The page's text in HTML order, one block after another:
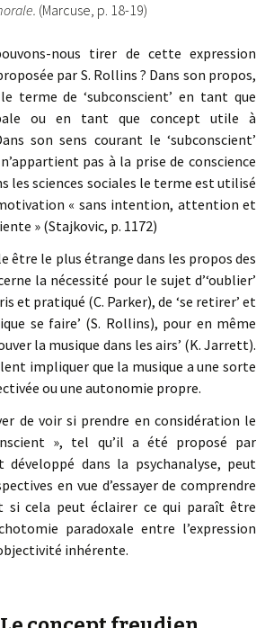
(Marcuse, p. 18-19)
nous tirer de cette expression
par S. Rollins ? Dans son propos,
terme de ‘subconscient’ en tant que
ou en tant que concept utile à
son sens courant le ‘subconscient’
pas à la prise de conscience
les sciences sociales le terme est utilisé
« sans intention, attention et
» (Stajkovic, p. 1172)
être le plus étrange dans les propos des
la nécessité pour le sujet d’‘oublier’
et pratiqué (C. Parker), de ‘se retirer’ et
se faire’ (S. Rollins), pour en même
la musique dans les airs’ (K. Jarrett).
impliquer que la musique a une sorte
ou une autonomie propre.
de voir si prendre en considération le
», tel qu’il a été proposé par
développé dans la psychanalyse, peut
en vue d’essayer de comprendre
si cela peut éclairer ce qui paraît être
paradoxale entre l’expression
inhérente.